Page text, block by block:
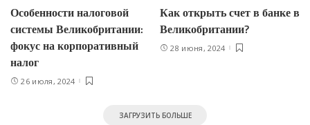
Особенности налоговой
системы Великобритании:
фокус на корпоративный
налог
26 июля, 2024
Как открыть счет в банке в
Великобритании?
28 июня, 2024
ЗАГРУЗИТЬ БОЛЬШЕ